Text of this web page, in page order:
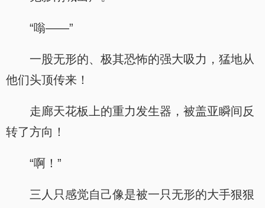
“嗡——”
一股无形的、极其恐怖的强大吸力，猛地从
他们头顶传来！
走廊天花板上的重力发生器，被盖亚瞬间反
转了方向！
“啊！”
三人只感觉自己像是被一只无形的大手狠狠